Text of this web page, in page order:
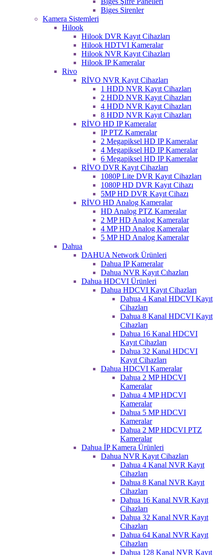
Biges Sirenler
Kamera Sistemleri
Hilook
Hilook DVR Kayıt Cihazları
Hilook HDTVI Kameralar
Hilook NVR Kayıt Cihazları
Hilook IP Kameralar
Rivo
RİVO NVR Kayıt Cihazları
1 HDD NVR Kayıt Cihazları
2 HDD NVR Kayıt Cihazları
4 HDD NVR Kayıt Cihazları
8 HDD NVR Kayıt Cihazları
RİVO HD IP Kameralar
IP PTZ Kameralar
2 Megapiksel HD IP Kameralar
4 Megapiksel HD IP Kameralar
6 Megapiksel HD IP Kameralar
RİVO DVR Kayıt Cihazları
1080P Lite DVR Kayıt Cihazları
1080P HD DVR Kayıt Cihazı
5MP HD DVR Kayıt Cihazı
RİVO HD Analog Kameralar
HD Analog PTZ Kameralar
2 MP HD Analog Kameralar
4 MP HD Analog Kameralar
5 MP HD Analog Kameralar
Dahua
DAHUA Network Ürünleri
Dahua IP Kameralar
Dahua NVR Kayıt Cıhazları
Dahua HDCVI Ürünleri
Dahua HDCVI Kayıt Cihazları
Dahua 4 Kanal HDCVI Kayıt
Cihazları
Dahua 8 Kanal HDCVI Kayıt
Cihazları
Dahua 16 Kanal HDCVI
Kayıt Cihazları
Dahua 32 Kanal HDCVI
Kayıt Cihazları
Dahua HDCVI Kameralar
Dahua 2 MP HDCVI
Kameralar
Dahua 4 MP HDCVI
Kameralar
Dahua 5 MP HDCVI
Kameralar
Dahua 2 MP HDCVI PTZ
Kameralar
Dahua İP Kamera Ürünleri
Dahua NVR Kayıt Cihazları
Dahua 4 Kanal NVR Kayıt
Cihazları
Dahua 8 Kanal NVR Kayıt
Cihazları
Dahua 16 Kanal NVR Kayıt
Cihazları
Dahua 32 Kanal NVR Kayıt
Cihazları
Dahua 64 Kanal NVR Kayıt
Cihazları
Dahua 128 Kanal NVR Kayıt